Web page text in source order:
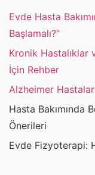
Evde Hasta
Başlamalı?"
Kronik Hastalıklar
İçin Rehber
Alzheimer
Hasta Bakımında
Önerileri
Evde Fizyoterapi: